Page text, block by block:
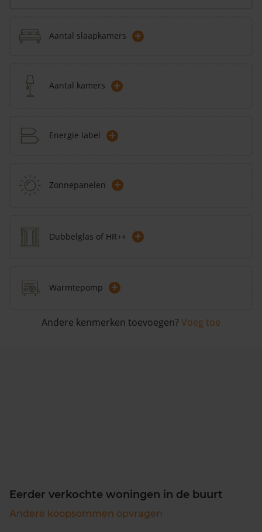
Aantal slaapkamers +
Aantal kamers +
Energie label +
Zonnepanelen +
Dubbelglas of HR++ +
Warmtepomp +
Andere kenmerken toevoegen? Voeg toe
Eerder verkochte woningen in de buurt
Andere koopsommen opvragen